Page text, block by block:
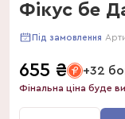
Фікус бе
Під замовлення
655 ₴ +32
Фінальна ціна буде